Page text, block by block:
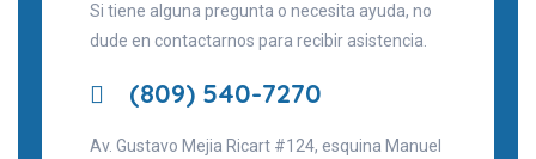
Si tiene alguna pregunta o necesita ayuda, no
dude en contactarnos para recibir asistencia.
(809) 540-7270
Av. Gustavo Mejia Ricart #124, esquina Manuel